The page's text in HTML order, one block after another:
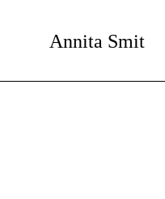
Annita Smit